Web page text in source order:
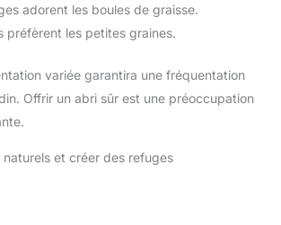
adorent les boules de graisse.
préfèrent les petites graines.
variée garantira une fréquentation
Offrir un abri sûr est une préoccupation
naturels et créer des refuges